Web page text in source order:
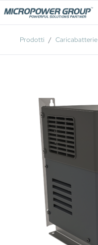
Posti Vacanti
Prodotti Caricabatterie